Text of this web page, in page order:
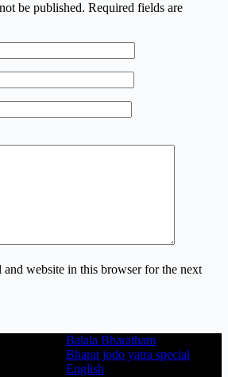
be published. Required fields are
and website in this browser for the next
Balala Bharatham
Bharat jodo yatra special
English